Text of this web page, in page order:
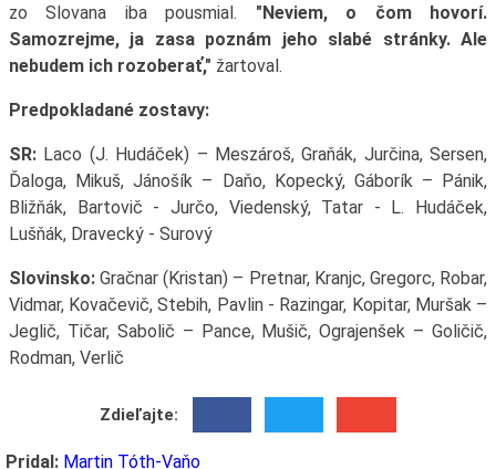
zo Slovana iba pousmial. "Neviem, o čom hovorí.
Samozrejme, ja zasa poznám jeho slabé stránky. Ale
nebudem ich rozoberať," žartoval.
Predpokladané zostavy:
SR:Laco (J. Hudáček) – Meszároš, Graňák, Jurčina, Sersen,
Ďaloga, Mikuš, Jánošík – Daňo, Kopecký, Gáborík – Pánik,
Bližňák, Bartovič - Jurčo, Viedenský, Tatar - L. Hudáček,
Lušňák, Dravecký - Surový
Slovinsko:Gračnar (Kristan) – Pretnar, Kranjc, Gregorc, Robar,
Vidmar, Kovačevič, Stebih, Pavlin - Razingar, Kopitar, Muršak –
Jeglič, Tičar, Sabolič – Pance, Mušič, Ograjenšek – Goličič,
Rodman, Verlič
Zdieľajte:
Pridal: Martin Tóth-Vaňo